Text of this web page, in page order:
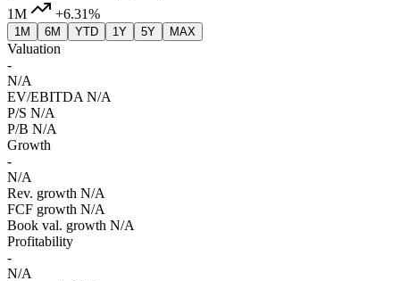
1M
+6.31%
1M 6M YTD 1Y 5Y MAX
Valuation
-
N/A
EV/EBITDA N/A
P/S N/A
P/B N/A
Growth
-
N/A
Rev. growth N/A
FCF growth N/A
Book val. growth N/A
Profitability
-
N/A